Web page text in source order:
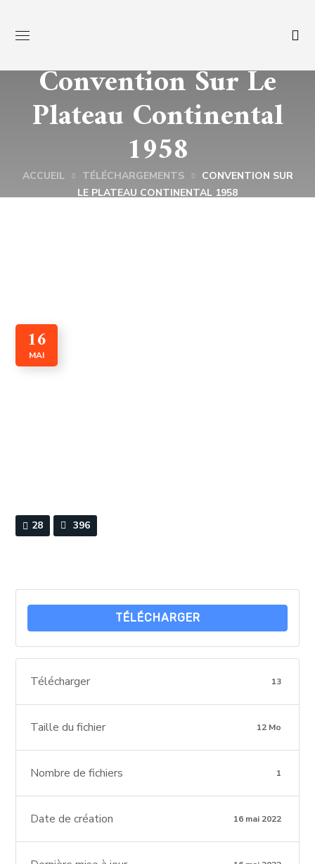
Convention Sur Le
Plateau Continental
1958
ACCUEIL TÉLÉCHARGEMENTS
CONVENTION SUR
LE PLATEAU CONTINENTAL 1958
16
MAI
28 396
TÉLÉCHARGER
Télécharger 13
Taille du fichier 12 Mo
Nombre de fichiers 1
Date de création 16 mai 2022